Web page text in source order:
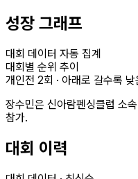
성장 그래프
대회 데이터 자동 집계
대회별 순위 추이
개인전 2회 · 아래로 갈수록 낮
장수민은 신아람펜싱클럽 소
참가.
대회 이력